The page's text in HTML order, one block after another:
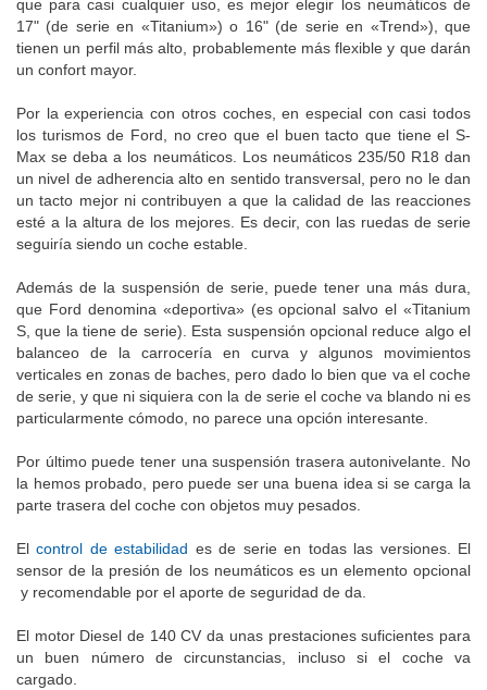
que para casi cualquier uso, es mejor elegir los neumáticos de
17" (de serie en «Titanium») o 16" (de serie en «Trend»), que
tienen un perfil más alto, probablemente más flexible y que darán
un confort mayor.
Por la experiencia con otros coches, en especial con casi todos
los turismos de Ford, no creo que el buen tacto que tiene el S-
Max se deba a los neumáticos. Los neumáticos 235/50 R18 dan
un nivel de adherencia alto en sentido transversal, pero no le dan
un tacto mejor ni contribuyen a que la calidad de las reacciones
esté a la altura de los mejores. Es decir, con las ruedas de serie
seguiría siendo un coche estable.
Además de la suspensión de serie, puede tener una más dura,
que Ford denomina «deportiva» (es opcional salvo el «Titanium
S, que la tiene de serie). Esta suspensión opcional reduce algo el
balanceo de la carrocería en curva y algunos movimientos
verticales en zonas de baches, pero dado lo bien que va el coche
de serie, y que ni siquiera con la de serie el coche va blando ni es
particularmente cómodo, no parece una opción interesante.
Por último puede tener una suspensión trasera autonivelante. No
la hemos probado, pero puede ser una buena idea si se carga la
parte trasera del coche con objetos muy pesados.
Elcontrol de estabilidad es de serie en todas las versiones. El
sensor de la presión de los neumáticos es un elemento opcional
y recomendable por el aporte de seguridad de da.
El motor Diesel de 140 CV da unas prestaciones suficientes para
un buen número de circunstancias, incluso si el coche va
cargado.